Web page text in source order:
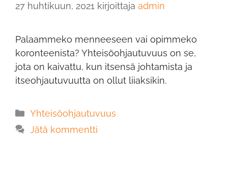
27 huhtikuun, 2021 kirjoittaja admin
Palaammeko menneeseen vai opimmeko
koronteenista? Yhteisöohjautuvuus on se,
jota on kaivattu, kun itsensä johtamista ja
itseohjautuvuutta on ollut liiaksikin.
Yhteisöohjautuvuus
Jätä kommentti